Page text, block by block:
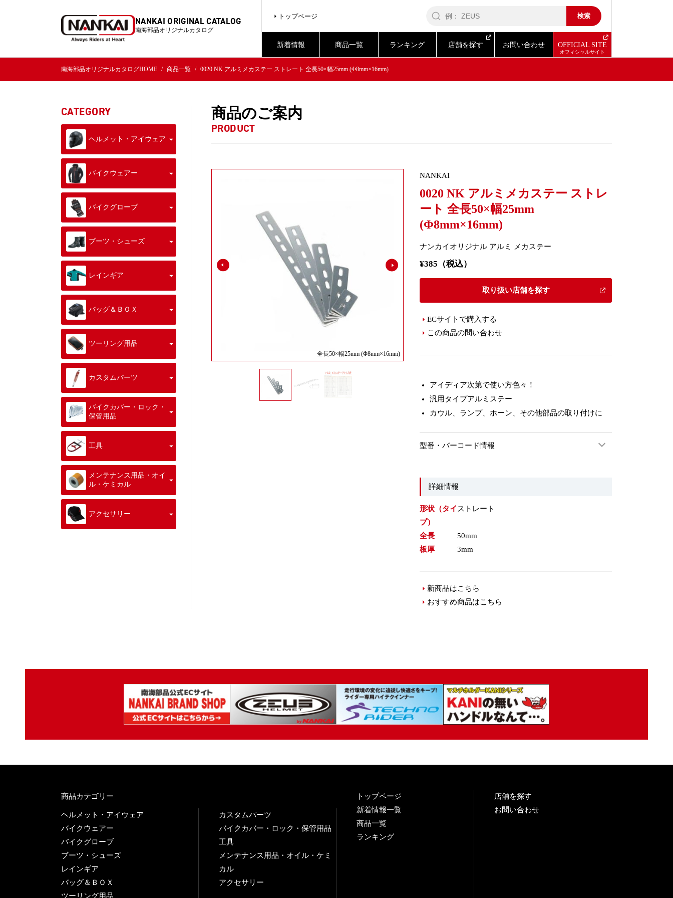
NANKAI ORIGINAL CATALOG
南海部品オリジナルカタログ
トップページ
新着情報 商品一覧 ランキング 店舗を探す お問い合わせ OFFICIAL SITE
南海部品オリジナルカタログHOME 商品一覧 0020 NK アルミメカステー ストレート 全長50×幅25mm (Φ8mm×16mm)
商品のご案内
PRODUCT
全長50×幅25mm (Φ8mm×16mm)
NANKAI
0020 NK アルミメカステー ストレ
ート 全長50×幅25mm
(Φ8mm×16mm)
ナンカイオリジナル アルミ メカステー
¥385（税込）
取り扱い店舗を探す
ECサイトで購入する
この商品の問い合わせ
アイディア次第で使い方色々！
汎用タイプアルミステー
カウル、ランプ、ホーン、その他部品の取り付けに
型番・バーコード情報
詳細情報
形状（タイ
プ）
ストレート
全長
50mm
板厚
3mm
新商品はこちら
おすすめ商品はこちら
CATEGORY
ヘルメット・アイウェア
バイクウェアー
バイクグローブ
ブーツ・シューズ
レインギア
バッグ＆ＢＯＸ
ツーリング用品
カスタムパーツ
バイクカバー・ロック・
保管用品
工具
メンテナンス用品・オイ
ル・ケミカル
アクセサリー
商品カテゴリー
ヘルメット・アイウェア
バイクウェアー
バイクグローブ
ブーツ・シューズ
レインギア
バッグ＆ＢＯＸ
ツーリング用品
カスタムパーツ
バイクカバー・ロック・保管用品
工具
メンテナンス用品・オイル・ケミ
カル
アクセサリー
トップページ
新着情報一覧
商品一覧
ランキング
店舗を探す
お問い合わせ